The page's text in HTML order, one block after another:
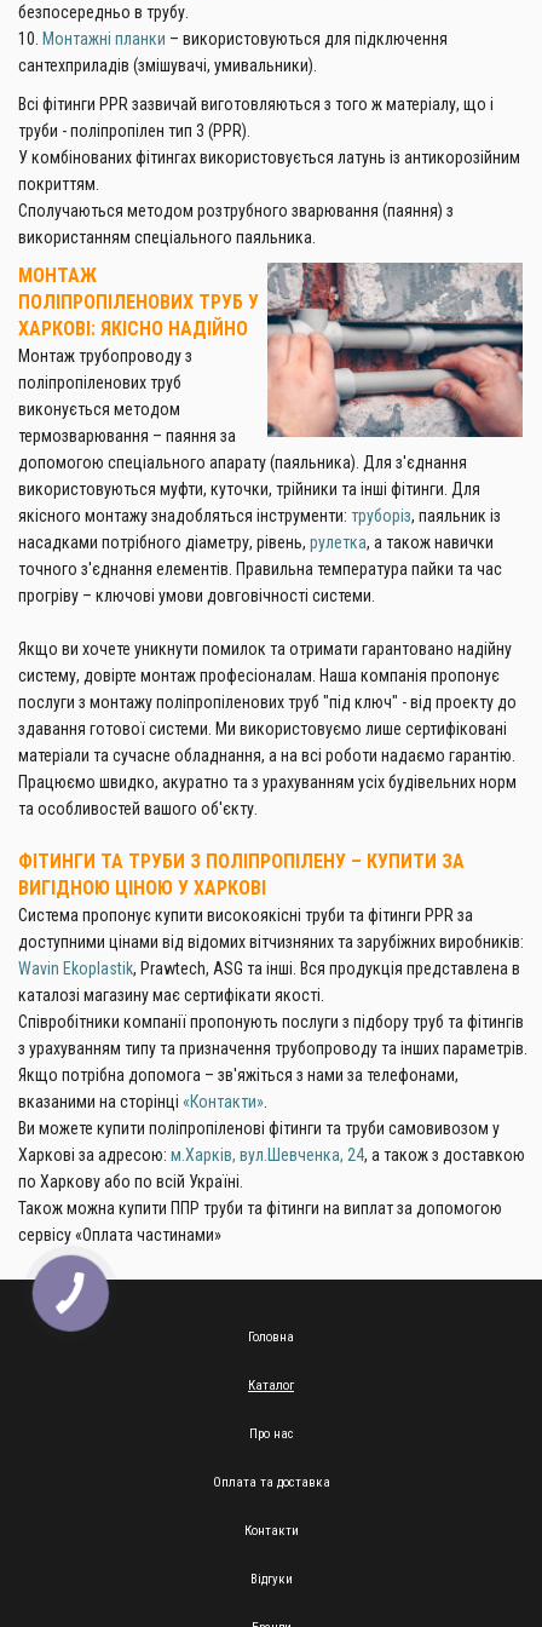
безпосередньо в трубу.
10. Монтажні планки – використовуються для підключення
сантехприладів (змішувачі, умивальники).
Всі фітинги PPR зазвичай виготовляються з того ж матеріалу, що і
труби - поліпропілен тип 3 (PPR).
У комбінованих фітингах використовується латунь із антикорозійним
покриттям.
Сполучаються методом розтрубного зварювання (паяння) з
використанням спеціального паяльника.
​МОНТАЖ
ПОЛІПРОПІЛЕНОВИХ ТРУБ У
ХАРКОВІ: ЯКІСНО НАДІЙНО
Монтаж трубопроводу з
поліпропіленових труб
виконується методом
термозварювання – паяння за
допомогою спеціального апарату (паяльника). Для з'єднання
використовуються муфти, куточки, трійники та інші фітинги. Для
якісного монтажу знадобляться інструменти: труборіз, паяльник із
насадками потрібного діаметру, рівень, рулетка, а також навички
точного з'єднання елементів. Правильна температура пайки та час
прогріву – ключові умови довговічності системи.
Якщо ви хочете уникнути помилок та отримати гарантовано надійну
систему, довірте монтаж професіоналам. Наша компанія пропонує
послуги з монтажу поліпропіленових труб "під ключ" - від проекту до
здавання готової системи. Ми використовуємо лише сертифіковані
матеріали та сучасне обладнання, а на всі роботи надаємо гарантію.
Працюємо швидко, акуратно та з урахуванням усіх будівельних норм
та особливостей вашого об'єкту.
ФІТИНГИ ТА ТРУБИ З ПОЛІПРОПІЛЕНУ – КУПИТИ ЗА
ВИГІДНОЮ ЦІНОЮ У ХАРКОВІ
Система пропонує купити високоякісні труби та фітинги PPR за
доступними цінами від відомих вітчизняних та зарубіжних виробників:
Wavin Ekoplastik, Prawtech, ASG та інші. Вся продукція представлена в
каталозі магазину має сертифікати якості.
Співробітники компанії пропонують послуги з підбору труб та фітингів
з урахуванням типу та призначення трубопроводу та інших параметрів.
Якщо потрібна допомога – зв'яжіться з нами за телефонами,
вказаними на сторінці «Контакти»
Ви можете купити поліпропіленові фітинги та труби самовивозом у
Харкові за адресою: м.Харків, вул.Шевченка, 24, а також з доставкою
по Харкову або по всій Україні.
Також можна купити ППР труби та фітинги на виплат за допомогою
сервісу «Оплата частинами»
Головна
Каталог
Про нас
Оплата та доставка
Контакти
Відгуки